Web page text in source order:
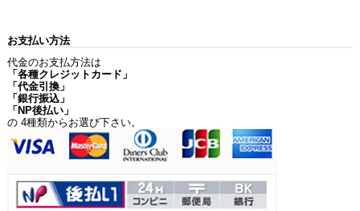
お支払い方法
代金のお支払方法は
「各種クレジットカード」
「代金引換」
「銀行振込」
「NP後払い」
の 4種類からお選び下さい。